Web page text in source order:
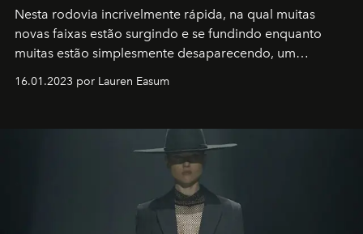
Nesta rodovia incrivelmente rápida, na qual muitas
novas faixas estão surgindo e se fundindo enquanto
muitas estão simplesmente desaparecendo, um
transportador AMTD abrindo caminho para muitos
por propósitos, com um claro senso de missão na vida e
16.01.2023 por Lauren Easum